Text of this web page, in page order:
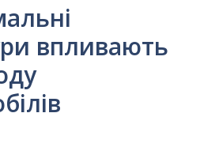
впливають